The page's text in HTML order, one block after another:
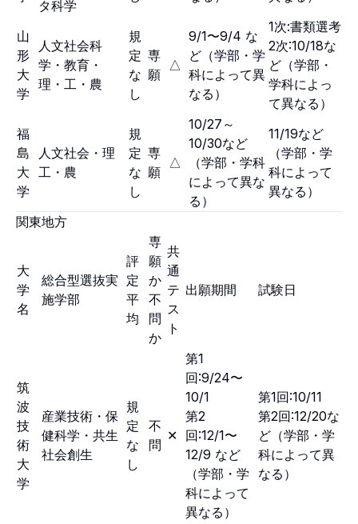
タ科学
山
形
大
学
人文社会科
学・教育・
理・工・農
規
定
な
し
専
願
△
9/1〜9/4 な
ど（学部・学
科によって異
なる）
1次:書類選考
2次:10/18な
ど（学部・
学科によっ
て異なる）
福
島
大
学
人文社会・理
工・農
規
定
な
し
専
願
△
10/27～
10/30など
（学部・学科
によって異な
る）
11/19など
（学部・学
科によって
異なる）
関東地方
大
学
名
総合型選抜実
施学部
評
定
平
均
専
願
か
不
問
か
共
通
テ
ス
ト
出願期間 試験日
筑
波
技
術
大
学
産業技術・保
健科学・共生
社会創生
規
定
な
し
不
問
✕
第1
回:9/24〜
10/1
第2
回:12/1〜
12/9 など
（学部・学
科によって
異なる）
第1回:10/11
第2回:12/20な
ど（学部・学
科によって異
なる）